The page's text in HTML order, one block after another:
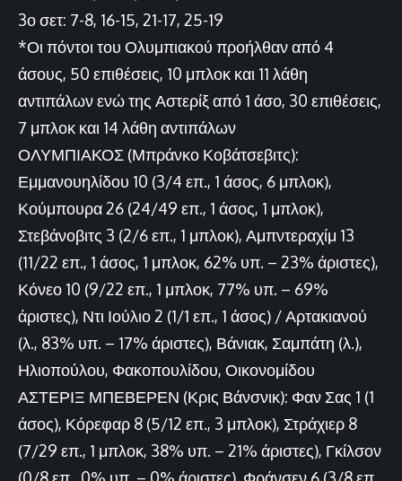
3ο σετ: 7-8, 16-15, 21-17, 25-19
*Οι πόντοι του Ολυμπιακού προήλθαν από 4
άσους, 50 επιθέσεις, 10 μπλοκ και 11 λάθη
αντιπάλων ενώ της Αστερίξ από 1 άσο, 30 επιθέσεις,
7 μπλοκ και 14 λάθη αντιπάλων
ΟΛΥΜΠΙΑΚΟΣ (Μπράνκο Κοβάτσεβιτς):
Εμμανουηλίδου 10 (3/4 επ., 1 άσος, 6 μπλοκ),
Κούμπουρα 26 (24/49 επ., 1 άσος, 1 μπλοκ),
Στεβάνοβιτς 3 (2/6 επ., 1 μπλοκ), Αμπντεραχίμ 13
(11/22 επ., 1 άσος, 1 μπλοκ, 62% υπ. – 23% άριστες),
Κόνεο 10 (9/22 επ., 1 μπλοκ, 77% υπ. – 69%
άριστες), Ντι Ιούλιο 2 (1/1 επ., 1 άσος) / Αρτακιανού
(λ., 83% υπ. – 17% άριστες), Βάνιακ, Σαμπάτη (λ.),
Ηλιοπούλου, Φακοπουλίδου, Οικονομίδου
ΑΣΤΕΡΙΞ ΜΠΕΒΕΡΕΝ (Κρις Βάνσνικ): Φαν Σας 1 (1
άσος), Κόρεφαρ 8 (5/12 επ., 3 μπλοκ), Στράχιερ 8
(7/29 επ., 1 μπλοκ, 38% υπ. – 21% άριστες), Γκίλσον